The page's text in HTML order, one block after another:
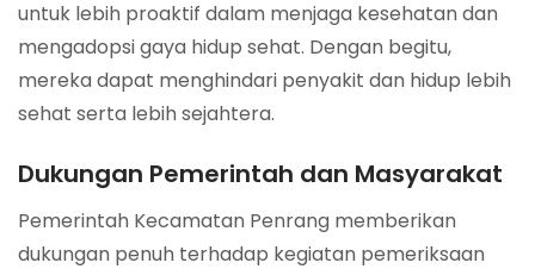
untuk lebih proaktif dalam menjaga kesehatan dan
mengadopsi gaya hidup sehat. Dengan begitu,
mereka dapat menghindari penyakit dan hidup lebih
sehat serta lebih sejahtera.
Dukungan Pemerintah dan Masyarakat
Pemerintah Kecamatan Penrang memberikan
dukungan penuh terhadap kegiatan pemeriksaan